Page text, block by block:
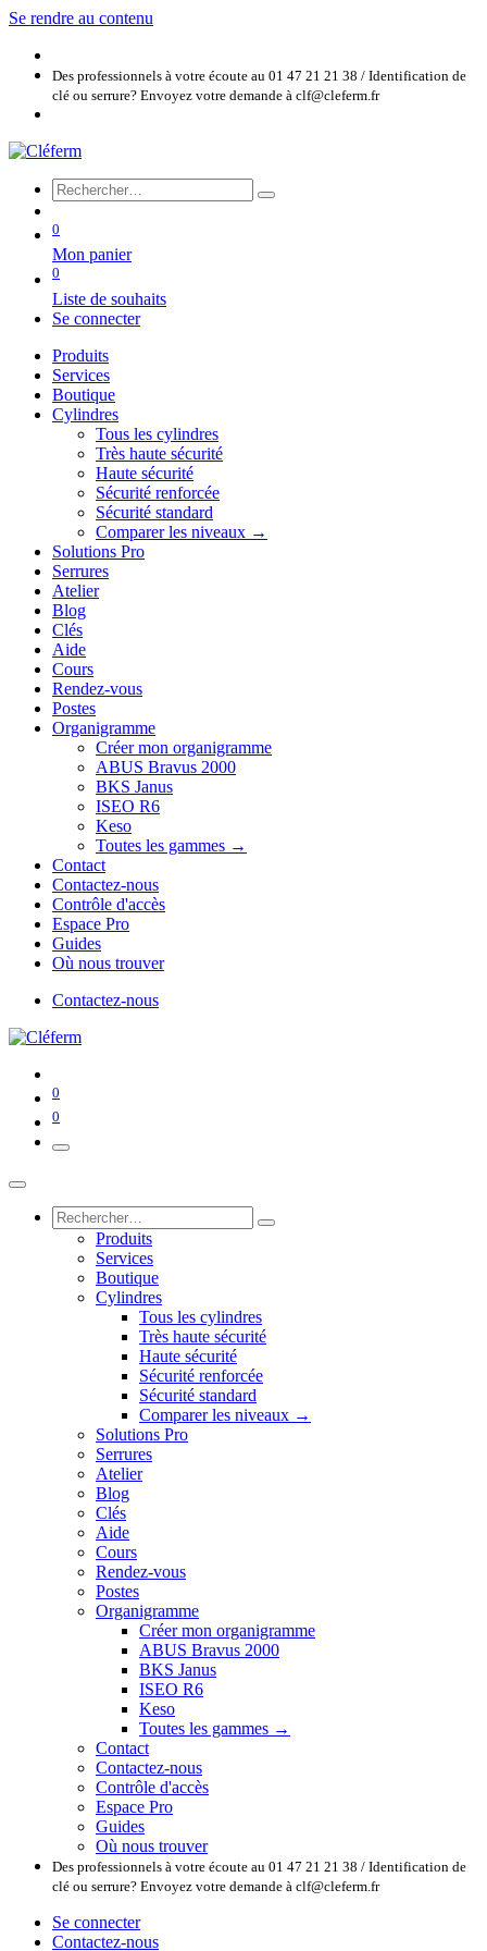
Se rendre au contenu
Des professionnels à votre écoute au 01 47 21 21 38 / Identification de
clé ou serrure? Envoyez votre demande à clf@cleferm.fr
0
Mon panier
0
Liste de souhaits
Se connecter
Produits
Services
Boutique
Cylindres
Tous les cylindres
Très haute sécurité
Haute sécurité
Sécurité renforcée
Sécurité standard
Comparer les niveaux →
Solutions Pro
Serrures
Atelier
Blog
Clés
Aide
Cours
Rendez-vous
Postes
Organigramme
Créer mon organigramme
ABUS Bravus 2000
BKS Janus
ISEO R6
Keso
Toutes les gammes →
Contact
Contactez-nous
Contrôle d'accès
Espace Pro
Guides
Où nous trouver
Contactez-nous
0
0
Produits
Services
Boutique
Cylindres
Tous les cylindres
Très haute sécurité
Haute sécurité
Sécurité renforcée
Sécurité standard
Comparer les niveaux →
Solutions Pro
Serrures
Atelier
Blog
Clés
Aide
Cours
Rendez-vous
Postes
Organigramme
Créer mon organigramme
ABUS Bravus 2000
BKS Janus
ISEO R6
Keso
Toutes les gammes →
Contact
Contactez-nous
Contrôle d'accès
Espace Pro
Guides
Où nous trouver
Des professionnels à votre écoute au 01 47 21 21 38 / Identification de
clé ou serrure? Envoyez votre demande à clf@cleferm.fr
Se connecter
Contactez-nous